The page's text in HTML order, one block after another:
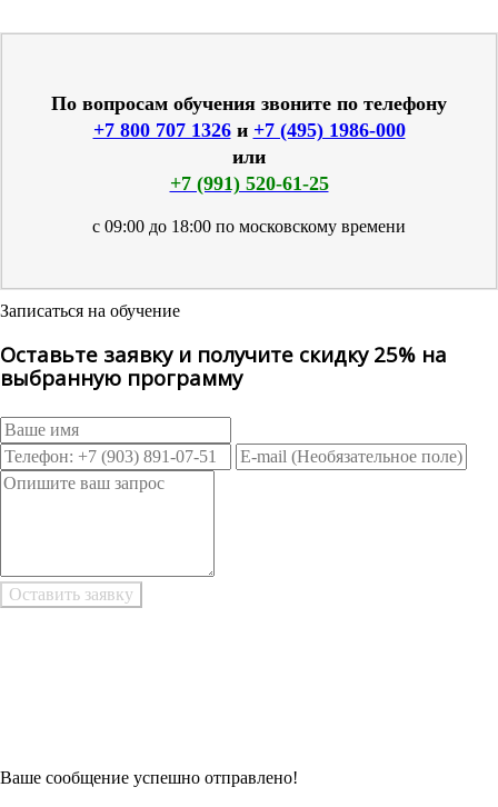
По вопросам обучения звоните по телефону
+7 800 707 1326и +7 (495) 1986-000
или
+7 (991) 520-61-25
с 09:00 до 18:00 по московскому времени
Записаться на обучение
Оставьте заявку и получите скидку 25% на
выбранную программу
Ваше сообщение успешно отправлено!